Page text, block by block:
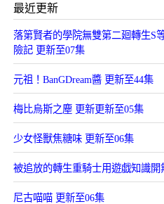
最近更新
落第賢者的學院無雙第二廻轉生S
險記 更新至07集
元祖！BanGDream醬 更新至44集
梅比烏斯之塵 更新更新至05集
少女怪獸焦糖味 更新至06集
被追放的轉生重騎士用遊戯知識開
尼古喵喵 更新至06集